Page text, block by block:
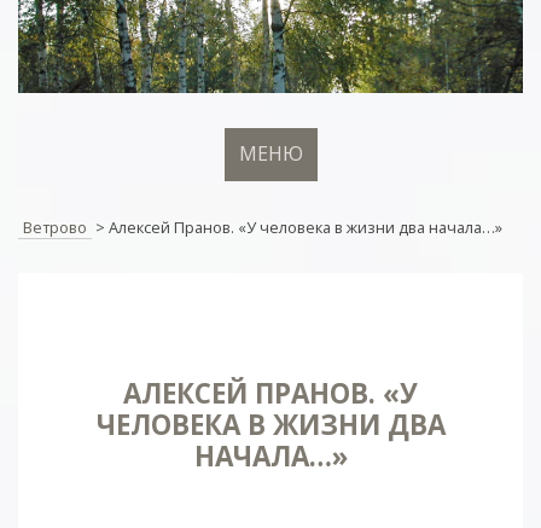
МЕНЮ
Ветрово > Алексей Пранов. «У человека в жизни два начала…»
АЛЕКСЕЙ ПРАНОВ. «У
ЧЕЛОВЕКА В ЖИЗНИ ДВА
НАЧАЛА…»